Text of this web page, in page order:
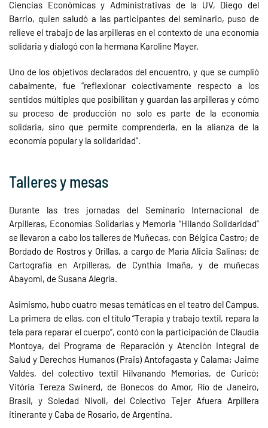
Ciencias Económicas y Administrativas de la UV, Diego del
Barrio, quien saludó a las participantes del seminario, puso de
relieve el trabajo de las arpilleras en el contexto de una economía
solidaria y dialogó con la hermana Karoline Mayer.
Uno de los objetivos declarados del encuentro, y que se cumplió
cabalmente, fue “reflexionar colectivamente respecto a los
sentidos múltiples que posibilitan y guardan las arpilleras y cómo
su proceso de producción no solo es parte de la economía
solidaria, sino que permite comprenderla, en la alianza de la
economía popular y la solidaridad”.
Talleres y mesas
Durante las tres jornadas del Seminario Internacional de
Arpilleras, Economías Solidarias y Memoria “Hilando Solidaridad”
se llevaron a cabo los talleres de Muñecas, con Bélgica Castro; de
Bordado de Rostros y Orillas, a cargo de María Alicia Salinas; de
Cartografía en Arpilleras, de Cynthia Imaña, y de muñecas
Abayomi, de Susana Alegría.
Asimismo, hubo cuatro mesas temáticas en el teatro del Campus.
La primera de ellas, con el título “Terapia y trabajo textil, repara la
tela para reparar el cuerpo”, contó con la participación de Claudia
Montoya, del Programa de Reparación y Atención Integral de
Salud y Derechos Humanos (Prais) Antofagasta y Calama; Jaime
Valdés, del colectivo textil Hilvanando Memorias, de Curicó;
Vitória Tereza Swinerd, de Bonecos do Amor, Río de Janeiro,
Brasil, y Soledad Nivoli, del Colectivo Tejer Afuera Arpillera
itinerante y Caba de Rosario, de Argentina.